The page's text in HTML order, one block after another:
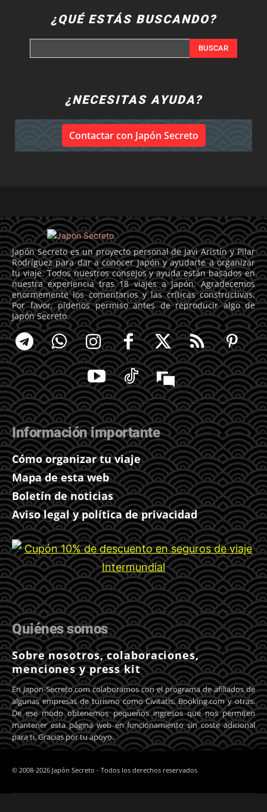
¿QUÉ ESTÁS BUSCANDO?
BUSCAR
¿NECESITAS AYUDA?
Contactar con Japón Secreto
Japón Secreto es un proyecto personal de Javi Aristín y Pilar
Rodríguez para dar a conocer Japón y ayudarte a organizar
tu viaje. Todos nuestros consejos y ayuda están basados en
nuestra experiencia tras 18 viajes a Japón. Agradecemos
enormemente los comentarios y las críticas constructivas.
Por favor, pídenos permiso antes de reproducir algo de
Japón Secreto.
Información importante
Cómo organizar tu viaje
Mapa de esta web
Boletín de noticias
Aviso legal y política de privacidad
Quiénes somos
Sobre nosotros, colaboraciones,
menciones y press kit
En Japon-Secreto.com colaboramos con el programa de afiliados de
algunas empresas de turismo como Civitatis, Booking.com y otras.
De ese modo obtenemos pequeños ingresos que nos permiten
mantener esta página web en funcionamiento sin coste adicional
para ti. Gracias por tu apoyo.
© 2008-2026 Japón Secreto - Todos los derechos reservados